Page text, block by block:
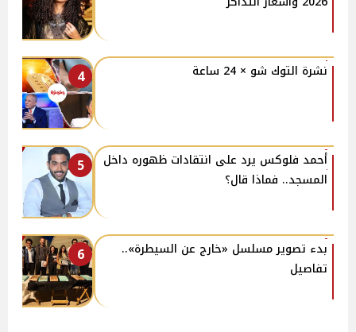
4 نشرة التوك شو × 24 ساعة
5
أحمد فلوكس يرد على انتقادات ظهوره داخل
المسجد.. فماذا قال؟
6
بدء تصوير مسلسل «خارج عن السيطرة»..
تفاصيل